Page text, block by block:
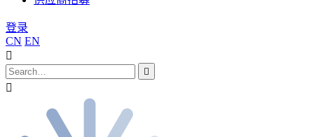
登录
CN EN